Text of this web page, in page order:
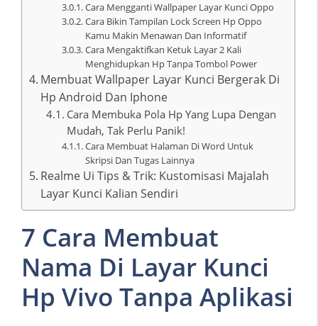
Cara Mengganti Wallpaper Layar Kunci Oppo
Cara Bikin Tampilan Lock Screen Hp Oppo
Kamu Makin Menawan Dan Informatif
Cara Mengaktifkan Ketuk Layar 2 Kali
Menghidupkan Hp Tanpa Tombol Power
Membuat Wallpaper Layar Kunci Bergerak Di
Hp Android Dan Iphone
Cara Membuka Pola Hp Yang Lupa Dengan
Mudah, Tak Perlu Panik!
Cara Membuat Halaman Di Word Untuk
Skripsi Dan Tugas Lainnya
Realme Ui Tips & Trik: Kustomisasi Majalah
Layar Kunci Kalian Sendiri
7 Cara Membuat
Nama Di Layar Kunci
Hp Vivo Tanpa Aplikasi